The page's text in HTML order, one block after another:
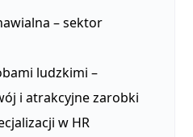
– sektor
ludzkimi –
i atrakcyjne zarobki
w HR